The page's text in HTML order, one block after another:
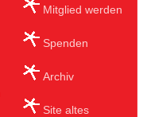
Mitglied werden
Spenden
Archiv
Site altes